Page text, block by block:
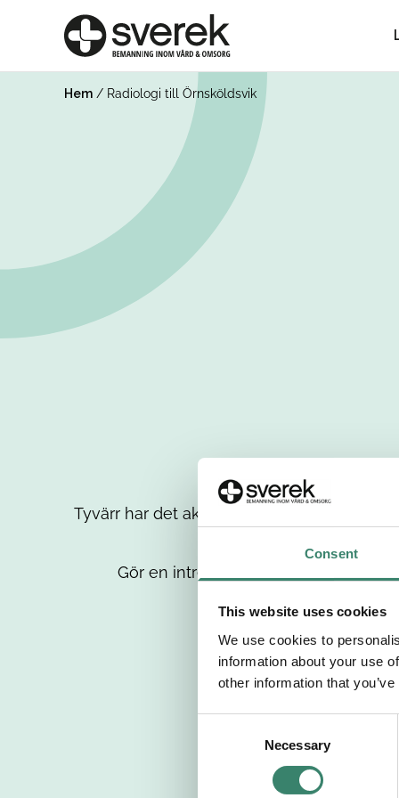
Consent
This website uses cookies
We use cookies to
information about your use
other information that
Necessary
Hem / Radiologi till Örnsköldsvik
Tyvärr har det aktuella jobbet tagits bort
Gör en intresseanmälan så